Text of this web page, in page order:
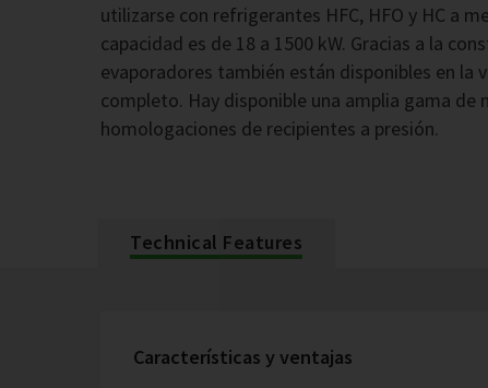
utilizarse con refrigerantes HFC, HFO y HC a
capacidad es de 18 a 1500 kW. Gracias a la
evaporadores también están disponibles en la
completo. Hay disponible una amplia gama
homologaciones de recipientes a presión.
Technical Features
Características y ventajas